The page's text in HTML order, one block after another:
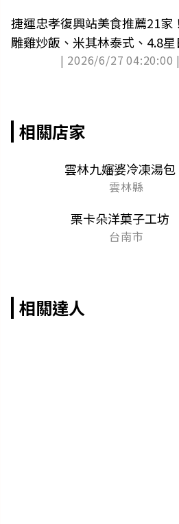
捷運忠孝復興站美食推薦21家
雕雞炒飯、米其林泰式、4.8
| 2026/6/27 04:20:00 |
相關店家
雲林九嬸婆冷凍湯包
雲林縣
栗卡朵洋菓子工坊
台南市
相關達人